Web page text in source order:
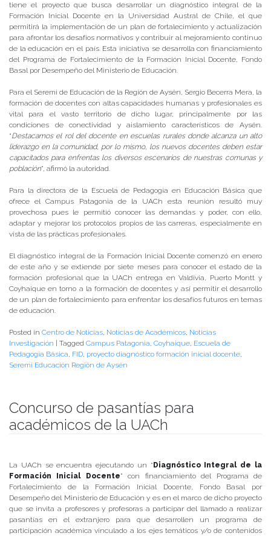
tiene el proyecto que busca desarrollar un diagnóstico integral de la
Formación Inicial Docente en la Universidad Austral de Chile, el que
permitirá la implementación de un plan de fortalecimiento y actualización
para afrontar los desafíos normativos y contribuir al mejoramiento continuo
de la educación en el país. Esta iniciativa se desarrolla con financiamiento
del Programa de Fortalecimiento de la Formación Inicial Docente, Fondo
Basal por Desempeño del Ministerio de Educación.
Para el Seremi de Educación de la Región de Aysén, Sergio Becerra Mera, la
formación de docentes con altas capacidades humanas y profesionales es
vital para el vasto territorio de dicho lugar, principalmente por las
condiciones de conectividad y aislamiento característicos de Aysén.
“Destacamos el rol del docente en escuelas rurales donde alcanza un alto
liderazgo en la comunidad, por lo mismo, los nuevos docentes deben estar
capacitados para enfrentas los diversos escenarios de nuestras comunas y
población”, afirmó la autoridad.
Para la directora de la Escuela de Pedagogía en Educación Básica que
ofrece el Campus Patagonia de la UACh esta reunión resultó muy
provechosa pues le permitió conocer las demandas y poder, con ello,
adaptar y mejorar los protocolos propios de las carreras, especialmente en
vista de las prácticas profesionales.
El diagnóstico integral de la Formación Inicial Docente comenzó en enero
de este año y se extiende por siete meses para conocer el estado de la
formación profesional que la UACh entrega en Valdivia, Puerto Montt y
Coyhaique en torno a la formación de docentes y así permitir el desarrollo
de un plan de fortalecimiento para enfrentar los desafíos futuros en temas
de educación.
Posted in Centro de Noticias, Noticias de Académicos, Noticias
Investigación
Tagged Campus Patagonia, Coyhaique, Escuela de
Pedagogía Básica, FID, proyecto diagnóstico formación inicial docente,
Seremi Educación Región de Aysén
Concurso de pasantías para
académicos de la UACh
La UACh se encuentra ejecutando un “ Diagnóstico Integral de la
Formación Inicial Docente” con financiamiento del Programa de
Fortalecimiento de la Formación Inicial Docente, Fondo Basal por
Desempeño del Ministerio de Educación y es en el marco de dicho proyecto
que se invita a profesores y profesoras a participar del llamado a realizar
pasantías en el extranjero para que desarrollen un programa de
participación académica vinculado a los ejes temáticos y/o de contenidos